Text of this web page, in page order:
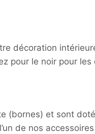
décoration
pour le noir pour les
(bornes) et sont
de nos